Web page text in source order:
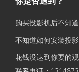
购买投影机后不知
不知道如何安装投
花钱没达到你要的